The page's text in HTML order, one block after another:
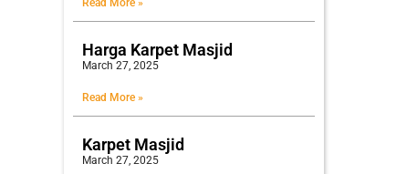
Read More »
Harga Karpet Masjid
March 27, 2025
Read More »
Karpet Masjid
March 27, 2025